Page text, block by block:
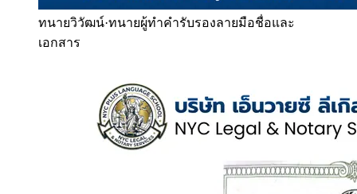
ทนายวิวัฒน์·ทนายผู้ทำคำรับรองลายมือชื่อและ
เอกสาร